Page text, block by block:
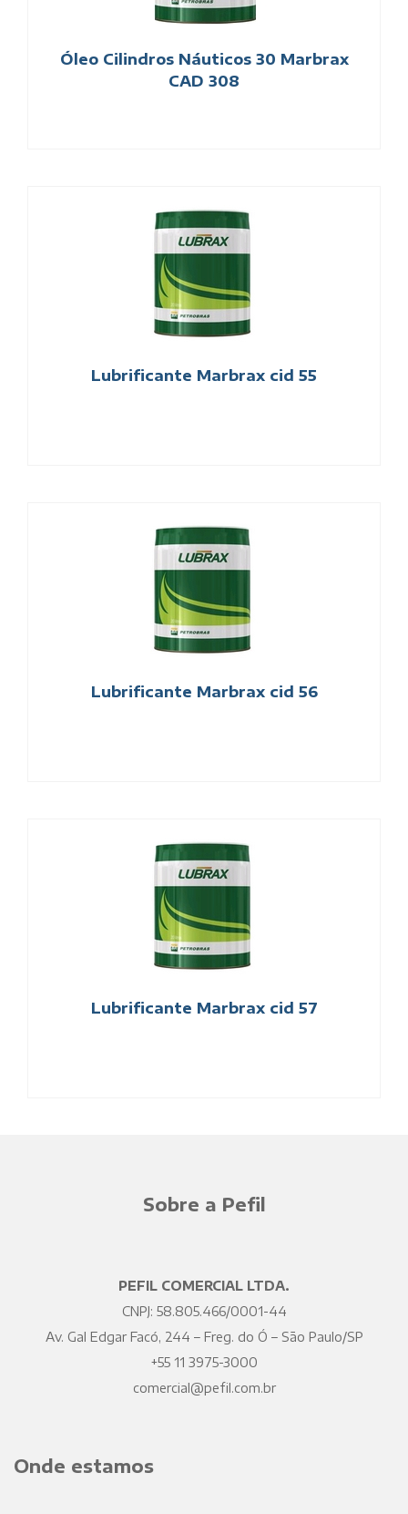
Óleo Cilindros Náuticos 30 Marbrax
CAD 308
Lubrificante Marbrax cid 55
Lubrificante Marbrax cid 56
Lubrificante Marbrax cid 57
Sobre a Pefil
PEFIL COMERCIAL LTDA.
CNPJ: 58.805.466/0001-44
Av. Gal Edgar Facó, 244 – Freg. do Ó – São Paulo/SP
+55 11 3975-3000
comercial@pefil.com.br
Onde estamos